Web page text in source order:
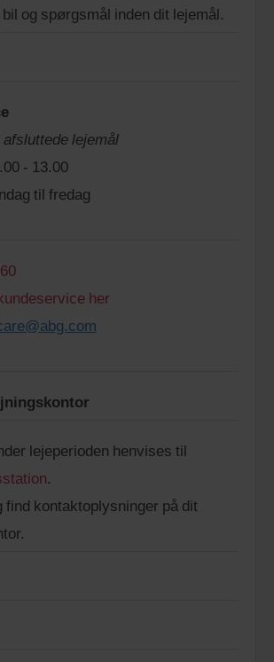
og spørgsmål inden dit lejemål.
lejemål
- 13.00
til fredag
her
lejeperioden henvises til
.
find kontaktoplysninger på dit